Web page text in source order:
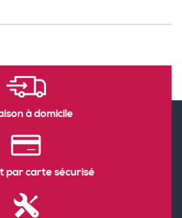
à domicile
par carte sécurisé